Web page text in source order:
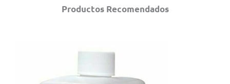
Productos Recomendados